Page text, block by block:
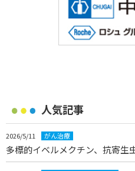
人気記事
2026/5/11 がん治療
多標的イベルメクチン、抗寄生